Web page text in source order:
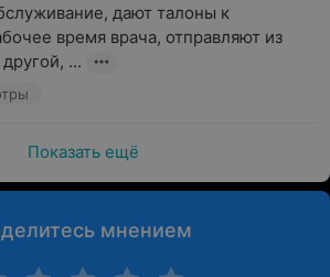
дают талоны к
время врача, отправляют из
...
Показать ещё
мнением